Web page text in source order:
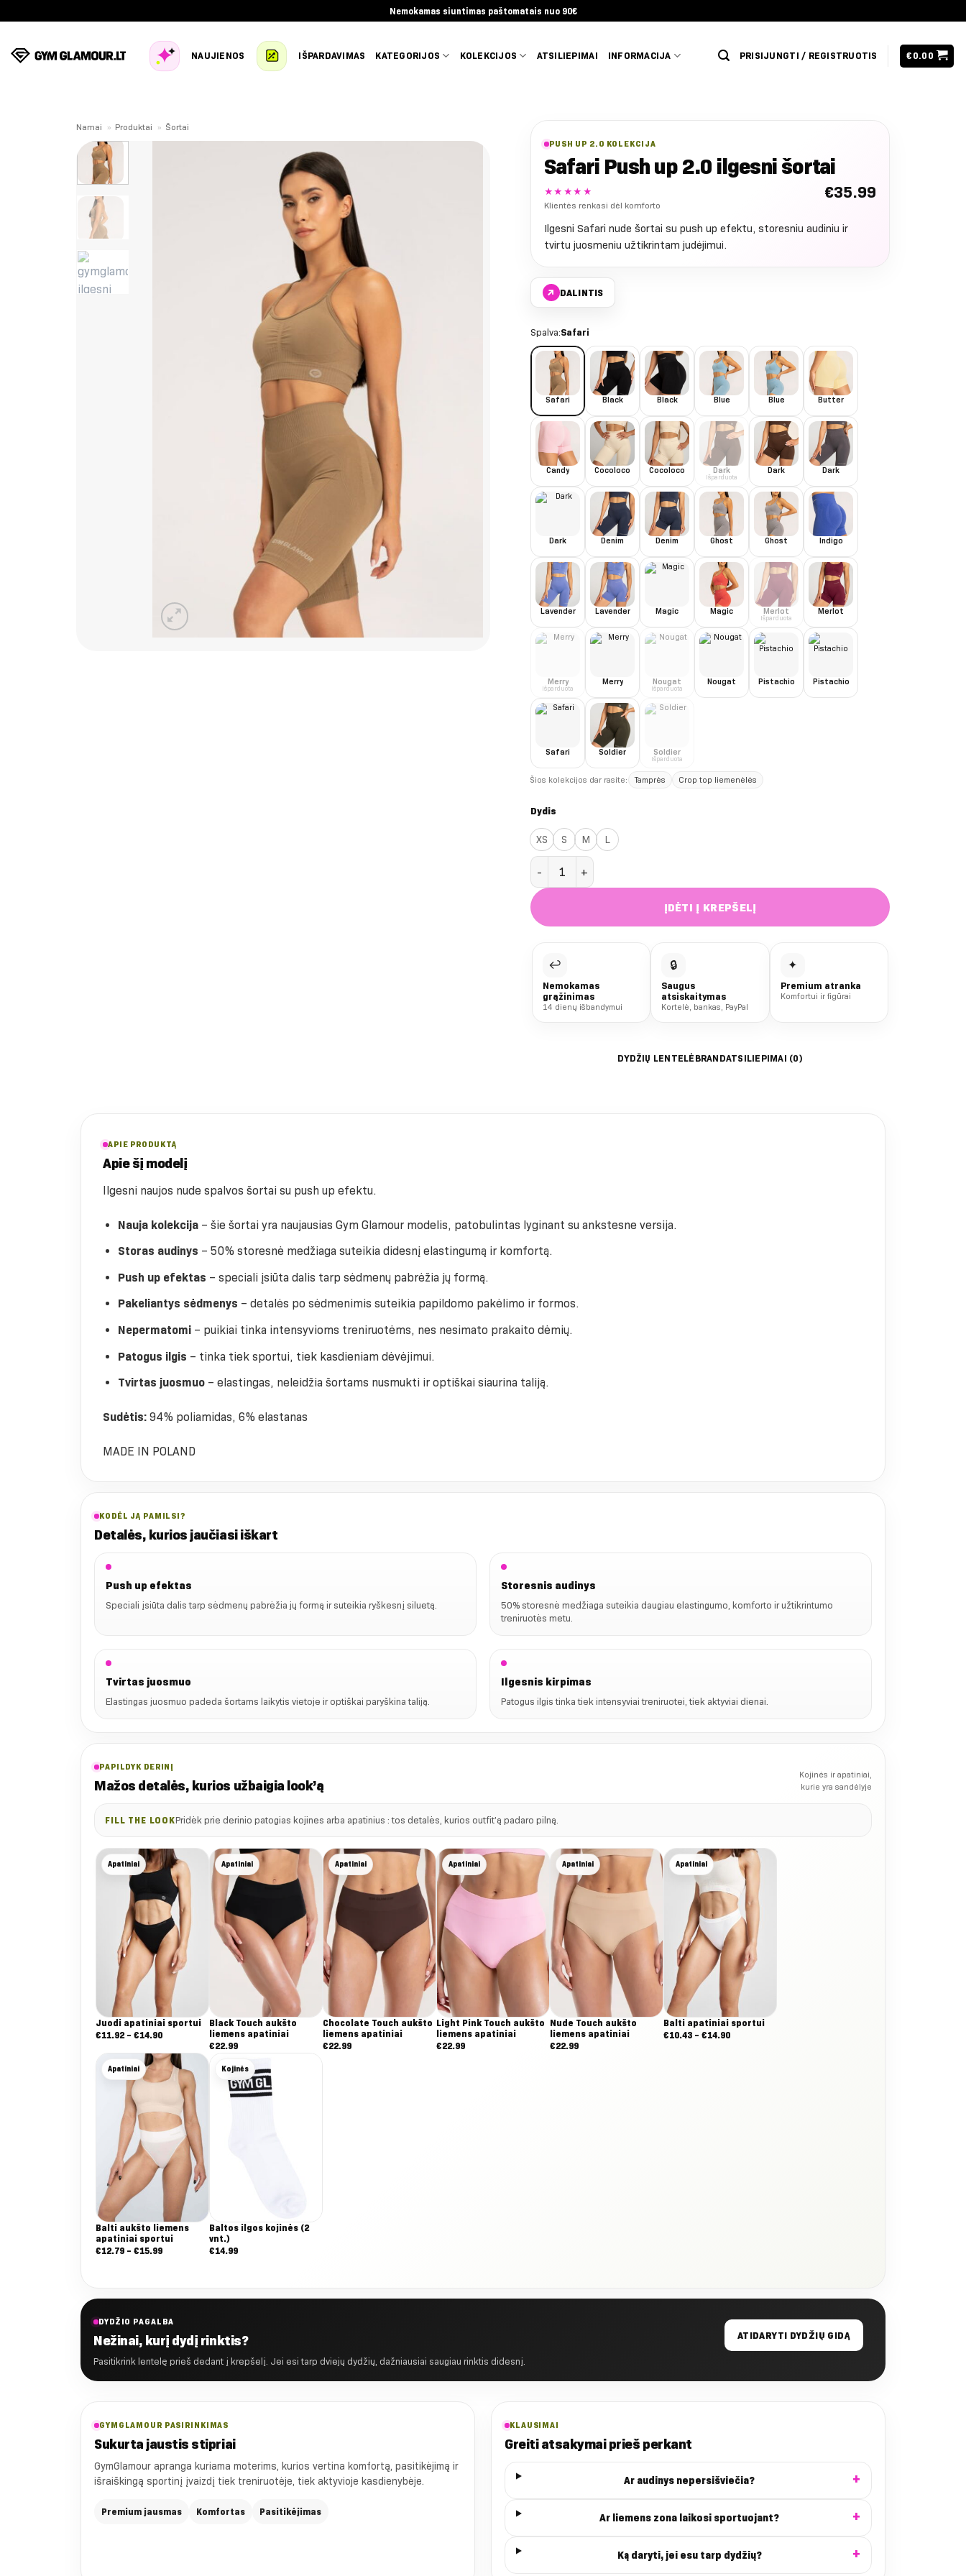
to
Nemokamas siuntimas paštomatais nuo 90€
NAUJIENOS IŠPARDAVIMAS KATEGORIJOS KOLEKCIJOS ATSILIEPIMAI INFORMACIJA PRISIJUNGTI / REGISTRUOTIS € 0.00
Namai » Produktai » Šortai
PUSH UP 2.0 KOLEKCIJA
Safari Push up 2.0 ilgesni šortai
★★★★★
Klientės renkasi dėl komforto
€35.99
Ilgesni Safari nude šortai su push up efektu, storesniu audiniu ir
tvirtu juosmeniu užtikrintam judėjimui.
↗ DALINTIS
Spalva:Safari
Safari Black Black Blue Blue Butter
Candy Cocoloco Cocoloco Dark
Išparduota
Dark Dark
Dark Denim Denim Ghost Ghost Indigo
Lavender Lavender Magic Magic Merlot
Išparduota
Merlot
Merry
Išparduota
Merry Nougat
Išparduota
Nougat Pistachio Pistachio
Safari Soldier Soldier
Išparduota
Šios kolekcijos dar rasite: Tamprės Crop top liemenėlės
Dydis
XS S M
L
produkto kiekis: Safari Push up 2.0 ilgesni šortai
ĮDĖTI Į KREPŠELĮ
↩
Nemokamas
grąžinimas
14 dienų išbandymui
🔒
Saugus
atsiskaitymas
Kortelė, bankas, PayPal
✦
Premium atranka
Komfortui ir figūrai
DYDŽIŲ LENTELĖ BRANDATSILIEPIMAI (0)
APIE PRODUKTĄ
Apie šį modelį
Ilgesni naujos nude spalvos šortai su push up efektu.
Nauja kolekcija– šie šortai yra naujausias Gym Glamour modelis, patobulintas lyginant su ankstesne versija.
Storas audinys – 50% storesnė medžiaga suteikia didesnį elastingumą ir komfortą.
Push up efektas – speciali įsiūta dalis tarp sėdmenų pabrėžia jų formą.
Pakeliantys sėdmenys – detalės po sėdmenimis suteikia papildomo pakėlimo ir formos.
Nepermatomi– puikiai tinka intensyvioms treniruotėms, nes nesimato prakaito dėmių.
Patogus ilgis – tinka tiek sportui, tiek kasdieniam dėvėjimui.
Tvirtas juosmuo– elastingas, neleidžia šortams nusmukti ir optiškai siaurina taliją.
Sudėtis: 94% poliamidas, 6% elastanas
MADE IN POLAND
KODĖL JĄ PAMILSI?
Detalės, kurios jaučiasi iškart
Push up efektas
Speciali įsiūta dalis tarp sėdmenų pabrėžia jų formą ir suteikia ryškesnį siluetą.
Storesnis audinys
50% storesnė medžiaga suteikia daugiau elastingumo, komforto ir užtikrintumo
treniruotės metu.
Tvirtas juosmuo
Elastingas juosmuo padeda šortams laikytis vietoje ir optiškai paryškina taliją.
Ilgesnis kirpimas
Patogus ilgis tinka tiek intensyviai treniruotei, tiek aktyviai dienai.
PAPILDYK DERINĮ
Mažos detalės, kurios užbaigia look’ą
Kojinės ir apatiniai,
kurie yra sandėlyje
FILL THE LOOKPridėk prie derinio patogias kojines arba apatinius : tos detalės, kurios outfit’ą padaro pilną.
Apatiniai
Juodi apatiniai sportui
€11.92 – €14.90Nuo:
iki
€14.90
Apatiniai
Black Touch aukšto
liemens apatiniai
€22.99
Apatiniai
Chocolate Touch aukšto
liemens apatiniai
€22.99
Apatiniai
Light Pink Touch aukšto
liemens apatiniai
€22.99
Apatiniai
Nude Touch aukšto
liemens apatiniai
€22.99
Apatiniai
Balti apatiniai sportui
€10.43 – €14.90Nuo:
Apatiniai
Balti aukšto liemens
apatiniai sportui
€12.79 – €15.99Nuo:
Kojinės
Baltos ilgos kojinės (2
vnt.)
€14.99
DYDŽIO PAGALBA
Nežinai, kurį dydį rinktis?
Pasitikrink lentelę prieš dedant į krepšelį. Jei esi tarp dviejų dydžių, dažniausiai saugiau rinktis didesnį.
ATIDARYTI DYDŽIŲ GIDĄ
GYMGLAMOUR PASIRINKIMAS
Sukurta jaustis stipriai
GymGlamour apranga kuriama moterims, kurios vertina komfortą, pasitikėjimą ir
išraiškingą sportinį įvaizdį tiek treniruotėje, tiek aktyvioje kasdienybėje.
Premium jausmas Komfortas Pasitikėjimas
KLAUSIMAI
Greiti atsakymai prieš perkant
Ar audinys nepersišviečia?
Ar liemens zona laikosi sportuojant?
Ką daryti, jei esu tarp dydžių?